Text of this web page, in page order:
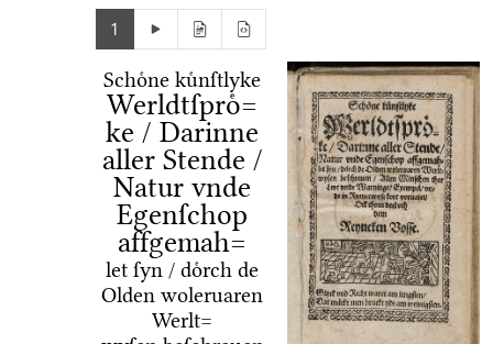
1
Schoͤne kuͤnſtlyke
Werldtſproͤ=
ke / Darinne
aller Stende /
Natur vnde
Egenſchop
affgemah=
let ſyn / doͤrch de
Olden woleruaren
Werlt=